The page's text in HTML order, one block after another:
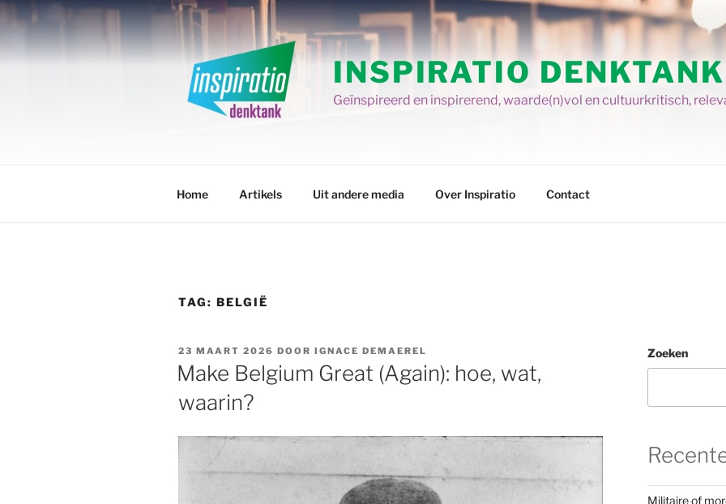
Spring
naar
de
INSPIRATIO DENKTANK
Geïnspireerd en inspirerend, waarde(n)vol en cultuurkritisch,
Home Artikels Uit andere media Over Inspiratio Contact
TAG: BELGIË
GEPLAATST
OP
23 MAART 2026 DOOR IGNACE DEMAEREL
Make Belgium Great (Again): hoe, wat,
waarin?
Zoeken
Militaire of